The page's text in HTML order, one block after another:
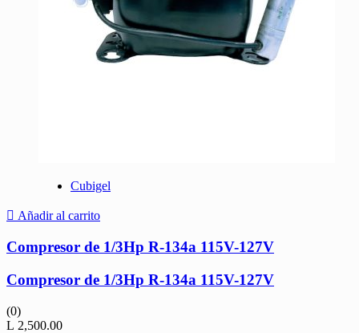
Cubigel
Añadir al carrito
Compresor de 1/3Hp R-134a 115V-127V
Compresor de 1/3Hp R-134a 115V-127V
(0)
L 2,500.00